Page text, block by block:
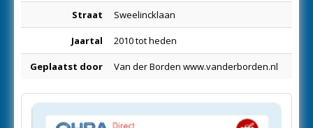
Straat Sweelincklaan
Jaartal 2010 tot heden
Geplaatst door Van der Borden www.vanderborden.nl